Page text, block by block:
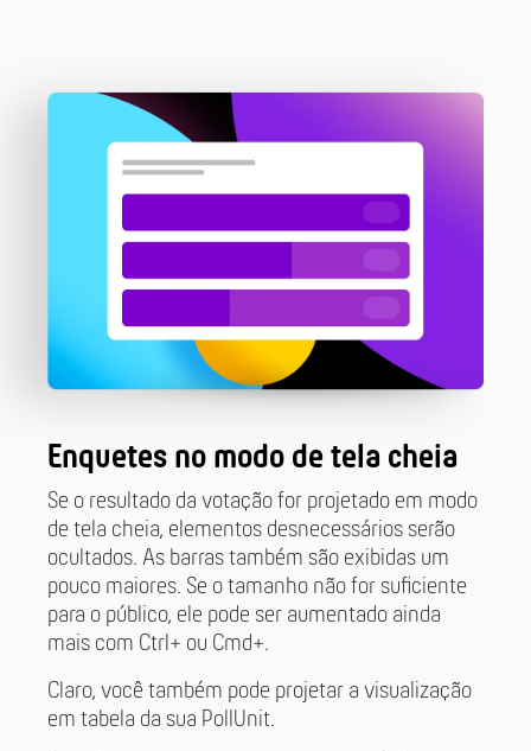
Enquetes no modo de tela cheia
Se o resultado da votação for projetado em modo
de tela cheia, elementos desnecessários serão
ocultados. As barras também são exibidas um
pouco maiores. Se o tamanho não for suficiente
para o público, ele pode ser aumentado ainda
mais com Ctrl+ ou Cmd+.
Claro, você também pode projetar a visualização
em tabela da sua PollUnit.